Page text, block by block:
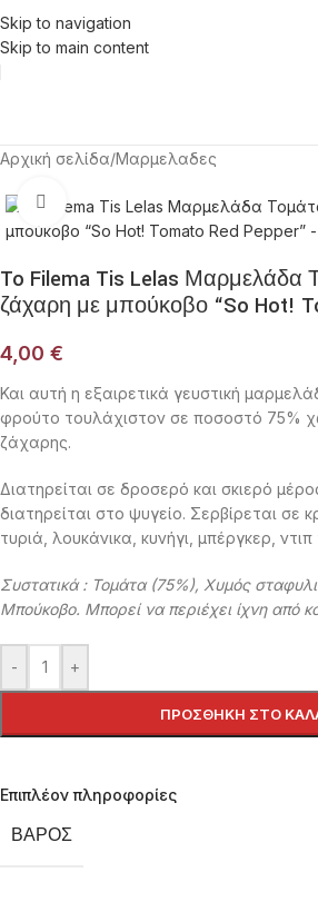
Skip to navigation
Skip to main content
Αρχική σελίδα/Μαρμελαδες
Click to enlarge
To Filema Tis Lelas Μαρμελάδα
ζάχαρη με μπούκοβο “So Hot!
4,00 €
Και αυτή η εξαιρετικά γευστική
φρούτο τουλάχιστον σε ποσοστό 75%
ζάχαρης.
Διατηρείται σε δροσερό και σκιερό
διατηρείται στο ψυγείο. Σερβίρεται σε
τυριά, λουκάνικα, κυνήγι, μπέργκερ, ντιπ
Συστατικά : Τομάτα (75%), Χυμός
Μπούκοβο. Μπορεί να περιέχει ίχνη από
- +
ΠΡΟΣΘΉΚΗ ΣΤΟ
Επιπλέον πληροφορίες
ΒΆΡΟΣ